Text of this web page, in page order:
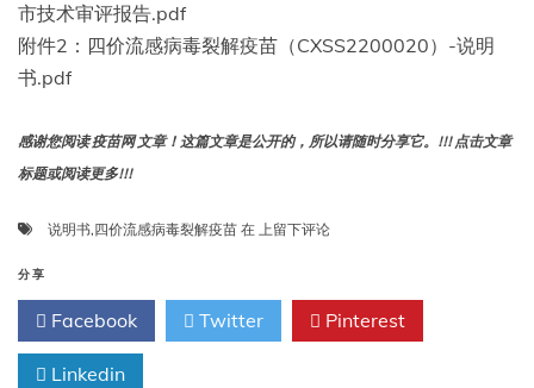
市技术审评报告.pdf
附件2：四价流感病毒裂解疫苗（CXSS2200020）-说明
书.pdf
感谢您阅读 疫苗网 文章！这篇文章是公开的，所以请随时分享它。!!! 点击文章
标题或阅读更多!!!
说明书,四价流感病毒裂解疫苗 在 四
感
病
毒
上留下评论
分享
Facebook Twitter Pinterest
Linkedin